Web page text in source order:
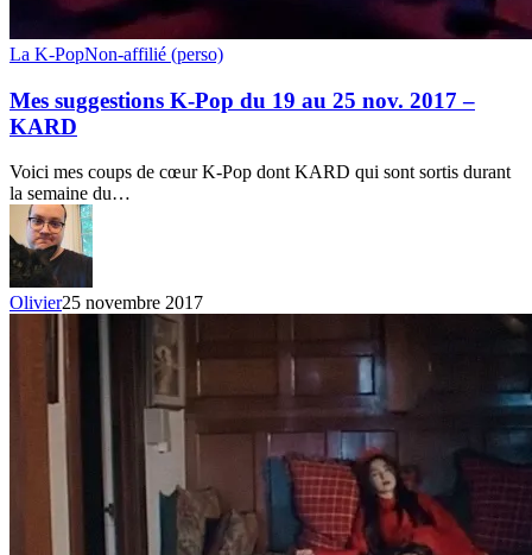
Mes
K-
Pop
du
au
25
nov.
2017
–
KARD
La K-PopNon-affilié (perso)
Mes suggestions K-Pop du 19 au 25 nov. 2017 –
KARD
Voici mes coups de cœur K-Pop dont KARD qui sont sortis durant
la semaine du…
Olivier25 novembre 2017